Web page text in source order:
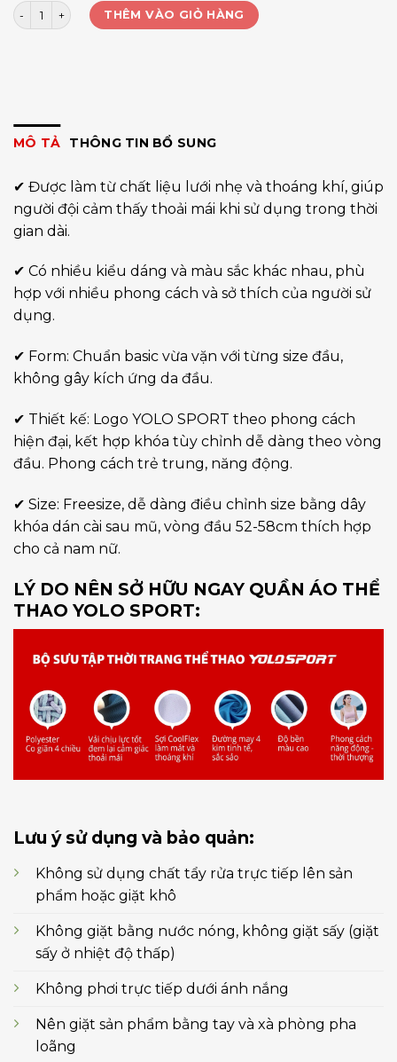
Nón lưới YOLO số lượngTHÊM VÀO GIỎ HÀNG
MÔ TẢ THÔNG TIN BỔ SUNG
✔ Được làm từ chất liệu lưới nhẹ và thoáng khí, giúp
người đội cảm thấy thoải mái khi sử dụng trong thời
gian dài.
✔ Có nhiều kiểu dáng và màu sắc khác nhau, phù
hợp với nhiều phong cách và sở thích của người sử
dụng.
✔ Form: Chuẩn basic vừa vặn với từng size đầu,
không gây kích ứng da đầu.
✔ Thiết kế: Logo YOLO SPORT theo phong cách
hiện đại, kết hợp khóa tùy chỉnh dễ dàng theo vòng
đầu. Phong cách trẻ trung, năng động.
✔ Size: Freesize, dễ dàng điều chỉnh size bằng dây
khóa dán cài sau mũ, vòng đầu 52-58cm thích hợp
cho cả nam nữ.
LÝ DO NÊN SỞ HỮU NGAY QUẦN ÁO THỂ
THAO YOLO SPORT:
Lưu ý sử dụng và bảo quản:
Không sử dụng chất tẩy rửa trực tiếp lên sản
phẩm hoặc giặt khô
Không giặt bằng nước nóng, không giặt sấy (giặt
sấy ở nhiệt độ thấp)
Không phơi trực tiếp dưới ánh nắng
Nên giặt sản phẩm bằng tay và xà phòng pha
loãng